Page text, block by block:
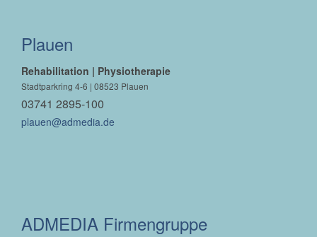
Plauen
Rehabilitation | Physiotherapie
Stadtparkring 4-6 | 08523 Plauen
03741 2895-100
plauen@admedia.de
ADMEDIA Firmengruppe